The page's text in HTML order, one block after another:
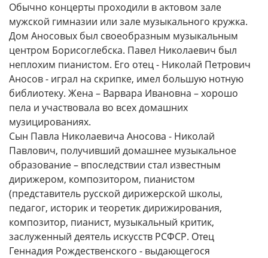
Обычно концерты проходили в актовом зале
мужской гимназии или зале музыкального кружка.
Дом Аносовых был своеобразным музыкальным
центром Борисоглебска. Павел Николаевич был
неплохим пианистом. Его отец - Николай Петрович
Аносов - играл на скрипке, имел большую нотную
библиотеку. Жена – Варвара Ивановна – хорошо
пела и участвовала во всех домашних
музицированиях.
Сын Павла Николаевича Аносова - Николай
Павлович, получивший домашнее музыкальное
образование – впоследствии стал известным
дирижером, композитором, пианистом
(представитель русской дирижерской школы,
педагог, историк и теоретик дирижирования,
композитор, пианист, музыкальный критик,
заслуженный деятель искусств РСФСР. Отец
Геннадия Рождественского - выдающегося